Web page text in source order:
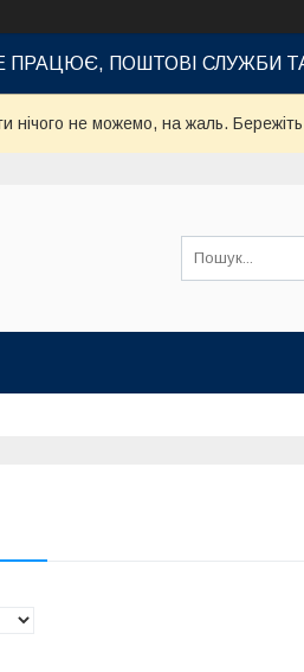
ПРАЦЮЄ, ПОШТОВІ СЛУЖБИ
нічого не можемо, на жаль. Бережіть